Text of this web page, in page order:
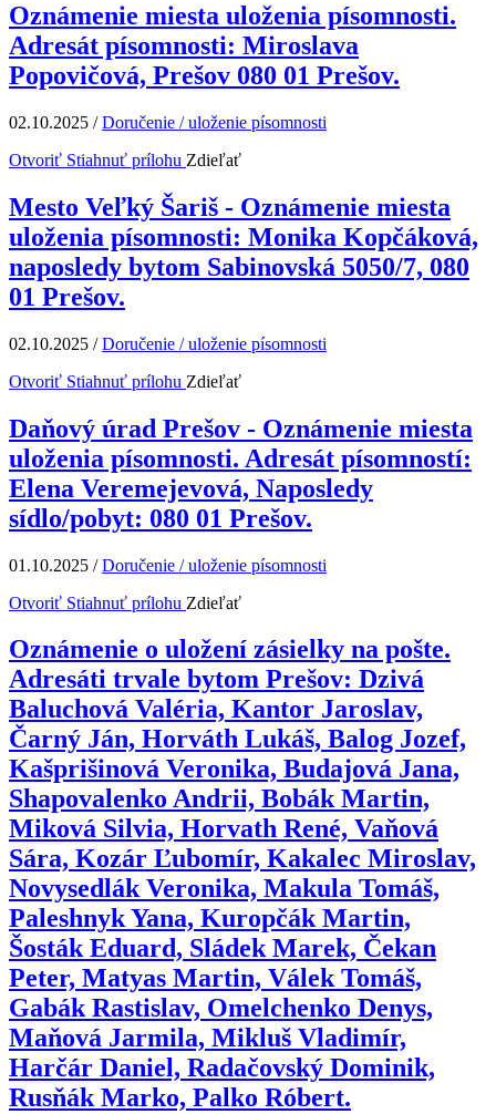
Oznámenie miesta uloženia písomnosti.
Adresát písomnosti: Miroslava
Popovičová, Prešov 080 01 Prešov.
02.10.2025 /Doručenie / uloženie písomnosti
Otvoriť Stiahnuť prílohu Zdieľať
Mesto Veľký Šariš - Oznámenie miesta
uloženia písomnosti: Monika Kopčáková,
naposledy bytom Sabinovská 5050/7, 080
01 Prešov.
02.10.2025 /Doručenie / uloženie písomnosti
Otvoriť Stiahnuť prílohu Zdieľať
Daňový úrad Prešov - Oznámenie miesta
uloženia písomnosti. Adresát písomností:
Elena Veremejevová, Naposledy
sídlo/pobyt: 080 01 Prešov.
01.10.2025 /Doručenie / uloženie písomnosti
Otvoriť Stiahnuť prílohu Zdieľať
Oznámenie o uložení zásielky na pošte.
Adresáti trvale bytom Prešov: Dzivá
Baluchová Valéria, Kantor Jaroslav,
Čarný Ján, Horváth Lukáš, Balog Jozef,
Kašprišinová Veronika, Budajová Jana,
Shapovalenko Andrii, Bobák Martin,
Miková Silvia, Horvath René, Vaňová
Sára, Kozár Ľubomír, Kakalec Miroslav,
Novysedlák Veronika, Makula Tomáš,
Paleshnyk Yana, Kuropčák Martin,
Šosták Eduard, Sládek Marek, Čekan
Peter, Matyas Martin, Válek Tomáš,
Gabák Rastislav, Omelchenko Denys,
Maňová Jarmila, Mikluš Vladimír,
Harčár Daniel, Radačovský Dominik,
Rusňák Marko, Palko Róbert.